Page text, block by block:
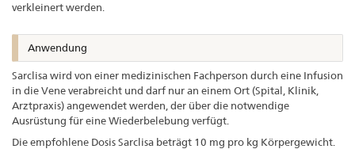
verkleinert werden.
Anwendung
Sarclisa wird von einer medizinischen Fachperson durch eine Infusion
in die Vene verabreicht und darf nur an einem Ort (Spital, Klinik,
Arztpraxis) angewendet werden, der über die notwendige
Ausrüstung für eine Wiederbelebung verfügt.
Die empfohlene Dosis Sarclisa beträgt 10 mg pro kg Körpergewicht.